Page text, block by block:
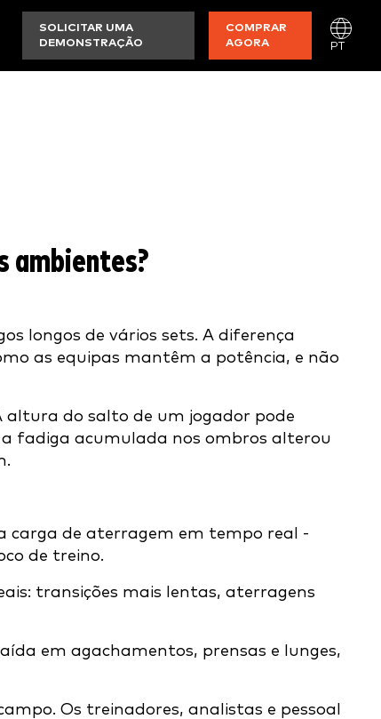
SOLICITAR UMA
DEMONSTRAÇÃO
COMPRAR
AGORA
PT
ambientes?
longos de vários sets. A diferença
as equipas mantêm a potência, e não
altura do salto de um jogador pode
fadiga acumulada nos ombros alterou
carga de aterragem em tempo real -
de treino.
transições mais lentas, aterragens
em agachamentos, prensas e lunges,
Os treinadores, analistas e pessoal